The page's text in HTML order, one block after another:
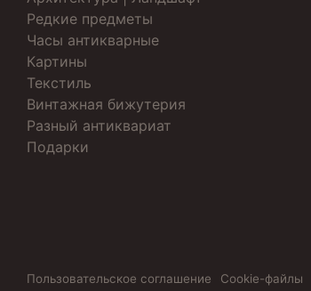
Редкие предметы
Часы антикварные
Картины
Текстиль
Винтажная бижутерия
Разный антиквариат
Подарки
Пользовательское соглашение Cookie-файлы